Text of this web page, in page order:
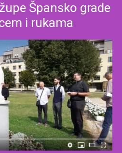
Špansko grade
i rukama